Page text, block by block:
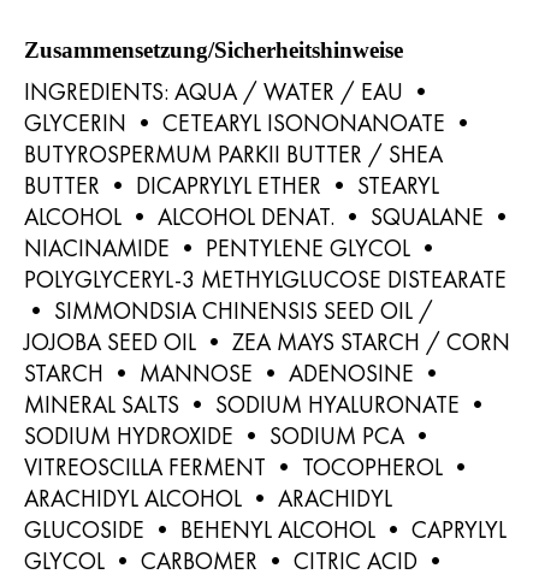
Zusammensetzung/Sicherheitshinweise
INGREDIENTS: AQUA / WATER / EAU •
GLYCERIN • CETEARYL ISONONANOATE •
BUTYROSPERMUM PARKII BUTTER / SHEA
BUTTER • DICAPRYLYL ETHER • STEARYL
ALCOHOL • ALCOHOL DENAT. • SQUALANE •
NIACINAMIDE • PENTYLENE GLYCOL •
POLYGLYCERYL-3 METHYLGLUCOSE DISTEARATE
• SIMMONDSIA CHINENSIS SEED OIL /
JOJOBA SEED OIL • ZEA MAYS STARCH / CORN
STARCH • MANNOSE • ADENOSINE •
MINERAL SALTS • SODIUM HYALURONATE •
SODIUM HYDROXIDE • SODIUM PCA •
VITREOSCILLA FERMENT • TOCOPHEROL •
ARACHIDYL ALCOHOL • ARACHIDYL
GLUCOSIDE • BEHENYL ALCOHOL • CAPRYLYL
GLYCOL • CARBOMER • CITRIC ACID •